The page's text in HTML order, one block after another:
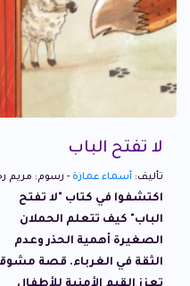
لا تفتح الباب
تأليف: أسماء عمارة - رسوم: مريم
اكتشفوا في كتاب "لا تفتح
الباب" كيف تتعلم الحملان
الصغيرة أهمية الحذر وعدم
الثقة في الغرباء. قصة